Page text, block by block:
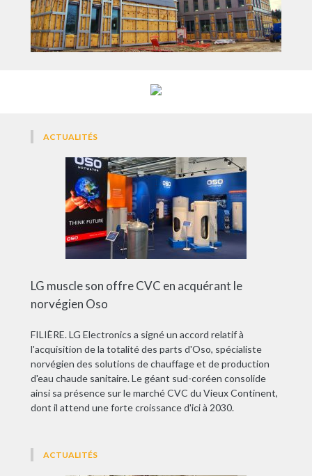
ACTUALITÉS
LG muscle son offre CVC en acquérant le
norvégien Oso
FILIÈRE. LG Electronics a signé un accord relatif à
l'acquisition de la totalité des parts d'Oso, spécialiste
norvégien des solutions de chauffage et de production
d'eau chaude sanitaire. Le géant sud-coréen consolide
ainsi sa présence sur le marché CVC du Vieux Continent,
dont il attend une forte croissance d'ici à 2030.
ACTUALITÉS